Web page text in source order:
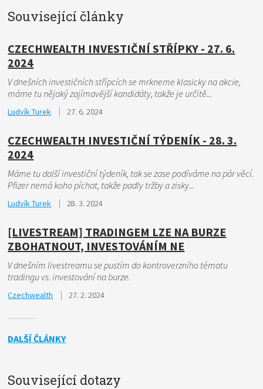
Související články
CZECHWEALTH INVESTIČNÍ STŘÍPKY - 27. 6.
2024
V dnešních investičních střípcích se mrkneme klasicky na akcie,
máme tu nějaký zajímavější kandidáty, takže je určitě...
Ludvík Turek 27. 6. 2024
CZECHWEALTH INVESTIČNÍ TÝDENÍK - 28. 3.
2024
Máme tu další investiční týdeník, tak se zase podíváme na pár věcí.
Pfizer nemá koho píchat, takže padly tržby a zisky...
Ludvík Turek 28. 3. 2024
[LIVESTREAM] TRADINGEM LZE NA BURZE
ZBOHATNOUT, INVESTOVÁNÍM NE
V dnešním livestreamu se pustím do kontroverzního tématu
tradingu vs. investování na burze.
Czechwealth 27. 2. 2024
DALŠÍ ČLÁNKY
Související dotazy